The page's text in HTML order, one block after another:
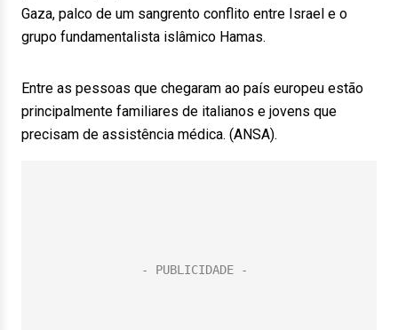
Gaza, palco de um sangrento conflito entre Israel e o
grupo fundamentalista islâmico Hamas.
Entre as pessoas que chegaram ao país europeu estão
principalmente familiares de italianos e jovens que
precisam de assistência médica. (ANSA).